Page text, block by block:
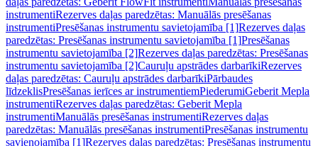
instrumentiRezerves daļas paredzētas: Manuālās presēšanas
instrumentiPresēšanas instrumentu savietojamība [1]Rezerves daļas
paredzētas: Presēšanas instrumentu savietojamība [1]Presēšanas
instrumentu savietojamība [2]Rezerves daļas paredzētas: Presēšanas
instrumentu savietojamība [2]Cauruļu apstrādes darbarīkiRezerves
daļas paredzētas: Cauruļu apstrādes darbarīkiPārbaudes
līdzeklisPresēšanas ierīces ar instrumentiemPiederumiGeberit Mepla
instrumentiRezerves daļas paredzētas: Geberit Mepla
instrumentiManuālās presēšanas instrumentiRezerves daļas
paredzētas: Manuālās presēšanas instrumentiPresēšanas instrumentu
savienojamība [1]Rezerves daļas paredzētas: Presēšanas instrumentu